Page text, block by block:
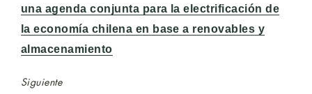
una agenda conjunta para la electrificación de
la economía chilena en base a renovables y
almacenamiento
Siguiente